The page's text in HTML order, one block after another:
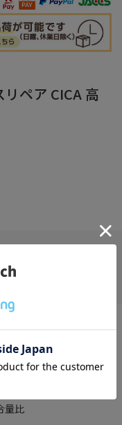
ペア CICA 高
湿クリーム。ぷるん
で肌なじみが良く、べ
分 ＊２ ＣＩＣＡ：
量比